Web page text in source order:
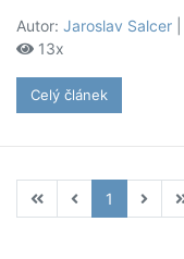
Autor: Jaroslav Salcer
13x
Celý článek
1